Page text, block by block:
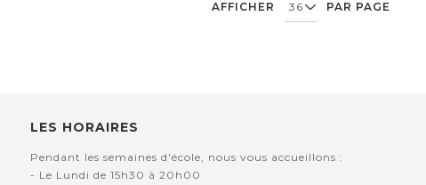
AFFICHER PAR PAGE
LES HORAIRES
Pendant les semaines d'école, nous vous accueillons :
- Le Lundi de 15h30 à 20h00